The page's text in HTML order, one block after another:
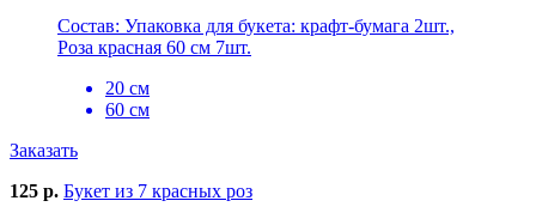
Состав: Упаковка для букета: крафт-бумага 2шт.,
Роза красная 60 см 7шт.
20 см
60 см
Заказать
125 р. Букет из 7 красных роз